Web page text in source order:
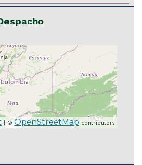
| ©OpenStreetMap contributors